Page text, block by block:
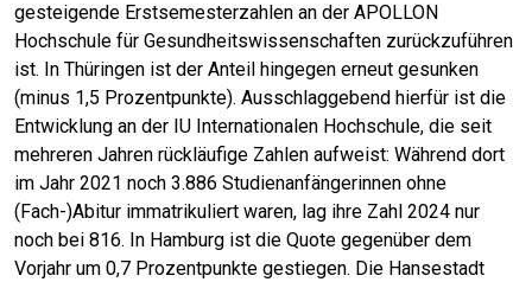
gesteigende Erstsemesterzahlen an der APOLLON
Hochschule für Gesundheitswissenschaften zurückzuführen
ist. In Thüringen ist der Anteil hingegen erneut gesunken
(minus 1,5 Prozentpunkte). Ausschlaggebend hierfür ist die
Entwicklung an der IU Internationalen Hochschule, die seit
mehreren Jahren rückläufige Zahlen aufweist: Während dort
im Jahr 2021 noch 3.886 Studienanfängerinnen ohne
(Fach-)Abitur immatrikuliert waren, lag ihre Zahl 2024 nur
noch bei 816. In Hamburg ist die Quote gegenüber dem
Vorjahr um 0,7 Prozentpunkte gestiegen. Die Hansestadt